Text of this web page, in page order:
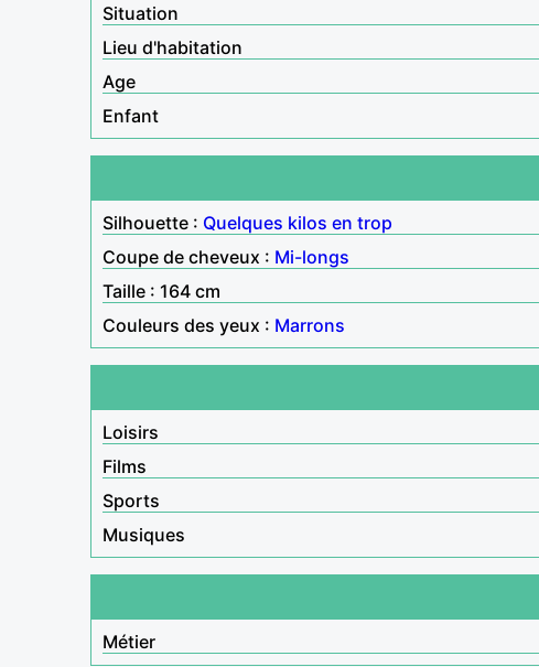
Situation
Lieu d'habitation
Age
Enfant
Silhouette : Quelques kilos en trop
Coupe de cheveux : Mi-longs
Taille : 164 cm
Couleurs des yeux : Marrons
Loisirs
Films
Sports
Musiques
Métier